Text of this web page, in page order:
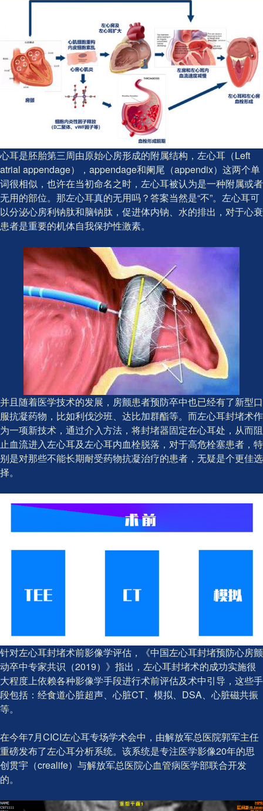
心耳是胚胎第三周由原始心房形成的附属结构，左心耳（Left
atrial appendage），appendage和阑尾（appendix）这两个单
词很相似，也许在当初命名之时，左心耳被认为是一种附属或者
无用的部位。那左心耳真的无用吗？答案当然是“不”。左心耳可
以分泌心房利钠肽和脑钠肽，促进体内钠、水的排出，对于心衰
患者是重要的机体自我保护性激素。
并且随着医学技术的发展，房颤患者预防卒中也已经有了新型口
服抗凝药物，比如利伐沙班、达比加群酯等。而左心耳封堵术作
为一项新技术，通过介入方法，将封堵器固定在心耳处，从而阻
止血流进入左心耳及左心耳内血栓脱落，对于高危栓塞患者，特
别是对那些不能长期耐受药物抗凝治疗的患者，无疑是个更佳选
择。
针对左心耳封堵术前影像学评估，《中国左心耳封堵预防心房颤
动卒中专家共识（2019）》指出，左心耳封堵术的成功实施很
大程度上依赖各种影像学手段进行术前评估及术中引导，这些手
段包括：经食道心脏超声、心脏CT、模拟、DSA、心脏磁共振
等。
在今年7月CICI左心耳专场学术会中，由解放军总医院郭军主任
重磅发布了左心耳分析系统。该系统是专注医学影像20年的思
创贯宇（crealife）与解放军总医院心血管病医学部联合开发
的。